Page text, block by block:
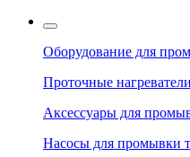
Оборудование для
Проточные
Аксессуары для
Насосы для промывки